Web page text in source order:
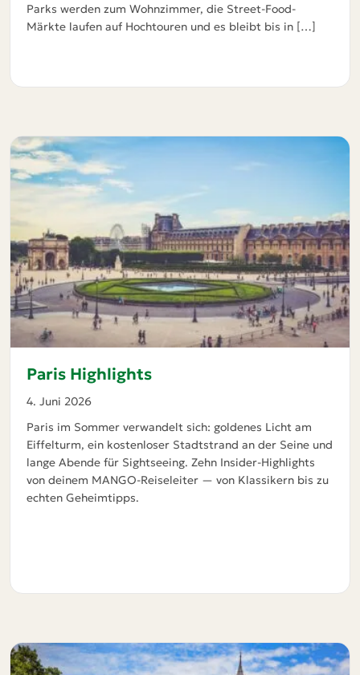
Parks werden zum Wohnzimmer, die Street-Food-
Märkte laufen auf Hochtouren und es bleibt bis in […]
Paris Highlights
4. Juni 2026
Paris im Sommer verwandelt sich: goldenes Licht am
Eiffelturm, ein kostenloser Stadtstrand an der Seine und
lange Abende für Sightseeing. Zehn Insider-Highlights
von deinem MANGO-Reiseleiter — von Klassikern bis zu
echten Geheimtipps.